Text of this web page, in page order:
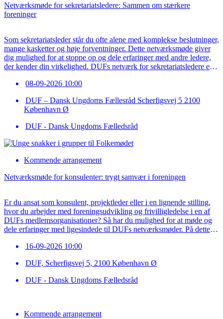
Netværksmøde for sekretariatsledere: Sammen om stærkere
foreninger
Som sekretariatsleder står du ofte alene med komplekse beslutninger,
mange kasketter og høje forventninger. Dette netværksmøde giver
dig mulighed for at stoppe op og dele erfaringer med andre ledere,
der kender din virkelighed. DUFs netværk for sekretariatsledere er
møde samler vi Vest- og øst-netværket […]
08-09-2026 10:00
DUF – Dansk Ungdoms Fællesråd Scherfigsvej 5 2100
København Ø
DUF - Dansk Ungdoms Fælledsråd
Kommende arrangement
Netværksmøde for konsulenter: trygt samvær i foreningen
Er du ansat som konsulent, projektleder eller i en lignende stilling,
hvor du arbejder med foreningsudvikling og frivilligledelse i en af
DUFs medlemsorganisationer? Så har du mulighed for at møde og
dele erfaringer med ligesindede til DUFs netværksmøder. På dette
samvær i foreningen. Trygt samvær […]
16-09-2026 10:00
DUF, Scherfigsvej 5, 2100 København Ø
DUF - Dansk Ungdoms Fælledsråd
Kommende arrangement